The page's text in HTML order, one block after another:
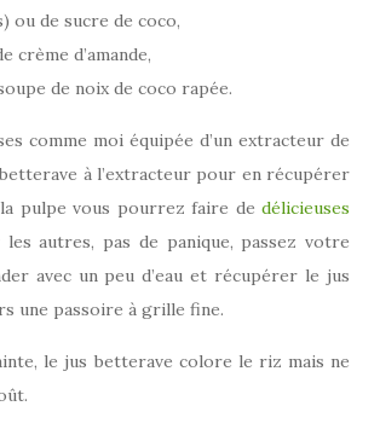
ou de sucre de coco,
crème d’amande,
de noix de coco rapée.
comme moi équipée d’un extracteur de
à l’extracteur pour en récupérer
pulpe vous pourrez faire de délicieuses
autres, pas de panique, passez votre
avec un peu d’eau et récupérer le jus
une passoire à grille fine.
le jus betterave colore le riz mais ne